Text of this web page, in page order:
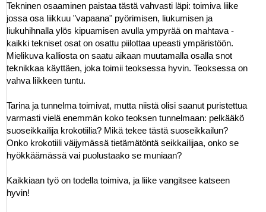
Tekninen osaaminen paistaa tästä vahvasti läpi: toimiva liike
jossa osa liikkuu "vapaana" pyörimisen, liukumisen ja
liukuhihnalla ylös kipuamisen avulla ympyrää on mahtava -
kaikki tekniset osat on osattu piilottaa upeasti ympäristöön.
Mielikuva kalliosta on saatu aikaan muutamalla osalla snot
teknikkaa käyttäen, joka toimii teoksessa hyvin. Teoksessa on
vahva liikkeen tuntu.
Tarina ja tunnelma toimivat, mutta niistä olisi saanut puristettua
varmasti vielä enemmän koko teoksen tunnelmaan: pelkääkö
suoseikkailija krokotiilia? Mikä tekee tästä suoseikkailun?
Onko krokotiili väijymässä tietämätöntä seikkailijaa, onko se
hyökkäämässä vai puolustaako se muniaan?
Kaikkiaan työ on todella toimiva, ja liike vangitsee katseen
hyvin!